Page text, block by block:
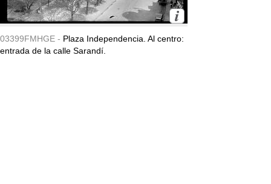
03399FMHGE - Plaza Independencia. Al centro:
entrada de la calle Sarandí.